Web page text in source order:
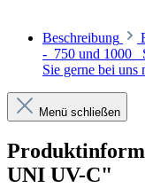
Beschreibung
- 750 und 1000
Sie gerne bei
Menü schließen
UNI UV-C"